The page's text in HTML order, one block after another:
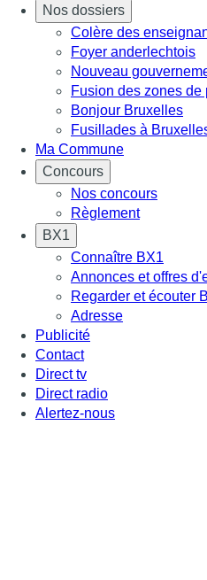
Nos dossiers
Colère des
Foyer anderlechtois
Nouveau
Fusion des zones de
Bonjour Bruxelles
Fusillades à
Ma Commune
Concours
Nos concours
Règlement
BX1
Connaître BX1
Annonces et offres
Regarder et écouter
Adresse
Publicité
Contact
Direct tv
Direct radio
Alertez-nous